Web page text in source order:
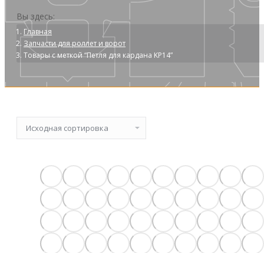
Вы здесь:
Главная
Запчасти для роллет и ворот
Товары с меткой “Петля для кардана KP14”